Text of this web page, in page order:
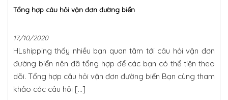
Tổng hợp câu hỏi vận đơn đường biển
17/10/2020
HLshipping thấy nhiều bạn quan tâm tới câu hỏi vận đơn
đường biển nên đã tổng hợp để các bạn có thể tiện theo
dõi. Tổng hợp câu hỏi vận đơn đường biển Bạn cùng tham
khảo các câu hỏi […]